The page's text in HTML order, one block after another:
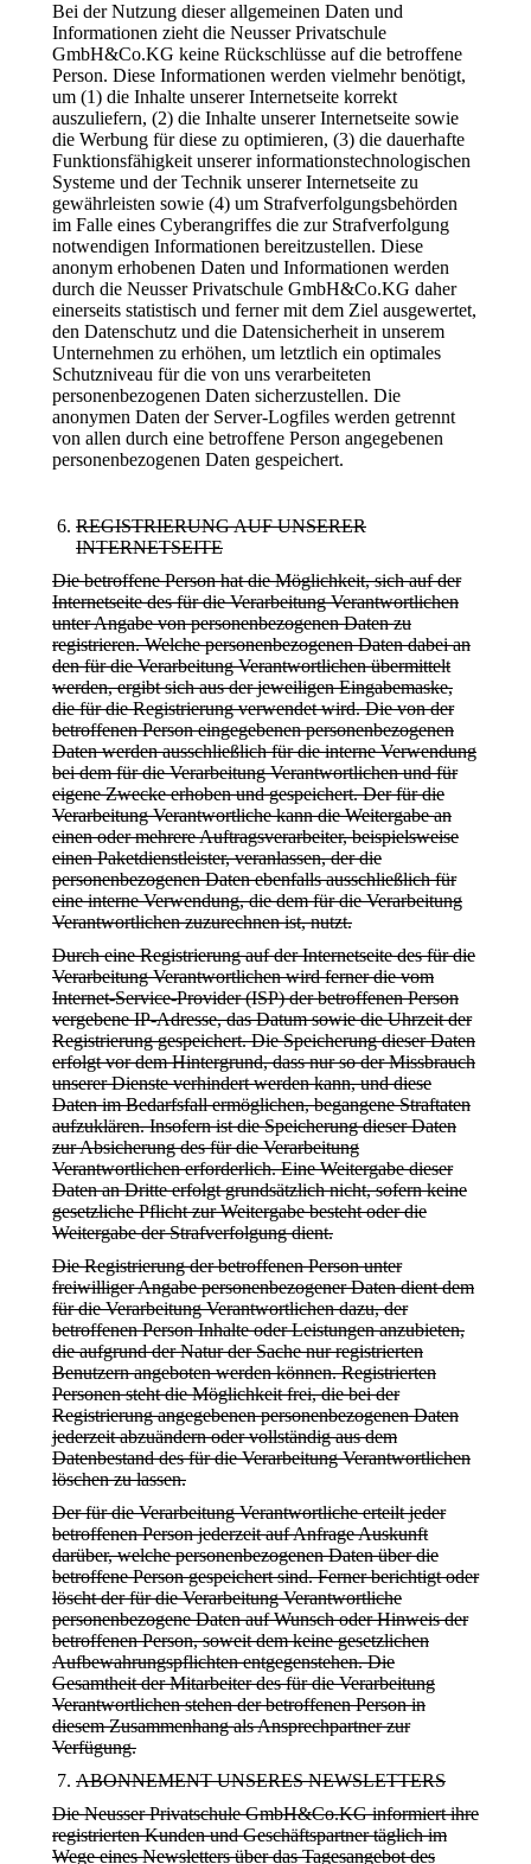
Bei der Nutzung dieser allgemeinen Daten und
Informationen zieht die Neusser Privatschule
GmbH&Co.KG keine Rückschlüsse auf die betroffene
Person. Diese Informationen werden vielmehr benötigt,
um (1) die Inhalte unserer Internetseite korrekt
auszuliefern, (2) die Inhalte unserer Internetseite sowie
die Werbung für diese zu optimieren, (3) die dauerhafte
Funktionsfähigkeit unserer informationstechnologischen
Systeme und der Technik unserer Internetseite zu
gewährleisten sowie (4) um Strafverfolgungsbehörden
im Falle eines Cyberangriffes die zur Strafverfolgung
notwendigen Informationen bereitzustellen. Diese
anonym erhobenen Daten und Informationen werden
durch die Neusser Privatschule GmbH&Co.KG daher
einerseits statistisch und ferner mit dem Ziel ausgewertet,
den Datenschutz und die Datensicherheit in unserem
Unternehmen zu erhöhen, um letztlich ein optimales
Schutzniveau für die von uns verarbeiteten
personenbezogenen Daten sicherzustellen. Die
anonymen Daten der Server-Logfiles werden getrennt
von allen durch eine betroffene Person angegebenen
personenbezogenen Daten gespeichert.
REGISTRIERUNG AUF UNSERER
INTERNETSEITE
Die betroffene Person hat die Möglichkeit, sich auf der
Internetseite des für die Verarbeitung Verantwortlichen
unter Angabe von personenbezogenen Daten zu
registrieren. Welche personenbezogenen Daten dabei an
den für die Verarbeitung Verantwortlichen übermittelt
werden, ergibt sich aus der jeweiligen Eingabemaske,
die für die Registrierung verwendet wird. Die von der
betroffenen Person eingegebenen personenbezogenen
Daten werden ausschließlich für die interne Verwendung
bei dem für die Verarbeitung Verantwortlichen und für
eigene Zwecke erhoben und gespeichert. Der für die
Verarbeitung Verantwortliche kann die Weitergabe an
einen oder mehrere Auftragsverarbeiter, beispielsweise
einen Paketdienstleister, veranlassen, der die
personenbezogenen Daten ebenfalls ausschließlich für
eine interne Verwendung, die dem für die Verarbeitung
Verantwortlichen zuzurechnen ist, nutzt.
Durch eine Registrierung auf der Internetseite des für die
Verarbeitung Verantwortlichen wird ferner die vom
Internet-Service-Provider (ISP) der betroffenen Person
vergebene IP-Adresse, das Datum sowie die Uhrzeit der
Registrierung gespeichert. Die Speicherung dieser Daten
erfolgt vor dem Hintergrund, dass nur so der Missbrauch
unserer Dienste verhindert werden kann, und diese
Daten im Bedarfsfall ermöglichen, begangene Straftaten
aufzuklären. Insofern ist die Speicherung dieser Daten
zur Absicherung des für die Verarbeitung
Verantwortlichen erforderlich. Eine Weitergabe dieser
Daten an Dritte erfolgt grundsätzlich nicht, sofern keine
gesetzliche Pflicht zur Weitergabe besteht oder die
Weitergabe der Strafverfolgung dient.
Die Registrierung der betroffenen Person unter
freiwilliger Angabe personenbezogener Daten dient dem
für die Verarbeitung Verantwortlichen dazu, der
betroffenen Person Inhalte oder Leistungen anzubieten,
die aufgrund der Natur der Sache nur registrierten
Benutzern angeboten werden können. Registrierten
Personen steht die Möglichkeit frei, die bei der
Registrierung angegebenen personenbezogenen Daten
jederzeit abzuändern oder vollständig aus dem
Datenbestand des für die Verarbeitung Verantwortlichen
löschen zu lassen.
Der für die Verarbeitung Verantwortliche erteilt jeder
betroffenen Person jederzeit auf Anfrage Auskunft
darüber, welche personenbezogenen Daten über die
betroffene Person gespeichert sind. Ferner berichtigt oder
löscht der für die Verarbeitung Verantwortliche
personenbezogene Daten auf Wunsch oder Hinweis der
betroffenen Person, soweit dem keine gesetzlichen
Aufbewahrungspflichten entgegenstehen. Die
Gesamtheit der Mitarbeiter des für die Verarbeitung
Verantwortlichen stehen der betroffenen Person in
diesem Zusammenhang als Ansprechpartner zur
Verfügung.
ABONNEMENT UNSERES NEWSLETTERS
Die Neusser Privatschule GmbH&Co.KG informiert ihre
registrierten Kunden und Geschäftspartner täglich im
Wege eines Newsletters über das Tagesangebot des